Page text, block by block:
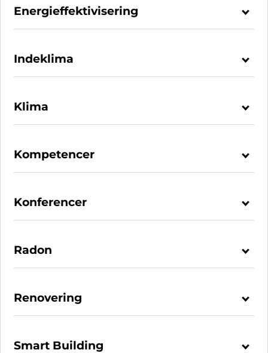
Energieffektivisering
Indeklima
Klima
Kompetencer
Konferencer
Radon
Renovering
Smart Building